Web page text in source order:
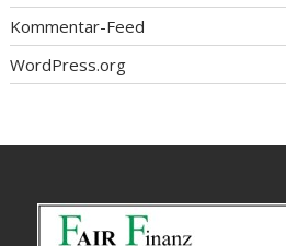
Kommentar-Feed
WordPress.org